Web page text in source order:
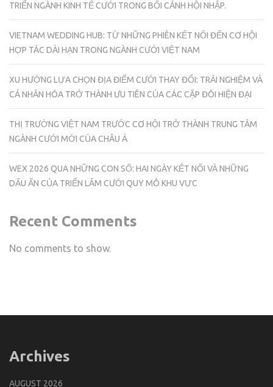
TRIỂN NGÀNH KINH TẾ CƯỚI TRONG BỐI CẢNH HỘI NHẬP.
VIETNAM WEDDING HUB: TỪ NHỮNG PHIÊN KẾT NỐI ĐẾN CƠ HỘI
HỢP TÁC DÀI HẠN TRONG NGÀNH CƯỚI VIỆT NAM
XU HƯỚNG LỰA CHỌN ĐỊA ĐIỂM CƯỚI THAY ĐỔI: TRẢI NGHIỆM VÀ
CÁ NHÂN HÓA TRỞ THÀNH ƯU TIÊN CỦA CÁC CẶP ĐÔI HIỆN ĐẠI
THỊ TRƯỜNG VIỆT NAM TRƯỚC CƠ HỘI TRỞ THÀNH TRUNG TÂM
NGÀNH CƯỚI MỚI CỦA CHÂU Á
WEX 2026 QUA NHỮNG CON SỐ: HAI NGÀY KẾT NỐI VÀ NHỮNG
DẤU ẤN CỦA TRIỂN LÃM CƯỚI QUY MÔ KHU VỰC
Recent Comments
No comments to show.
Archives
AUGUST 2026